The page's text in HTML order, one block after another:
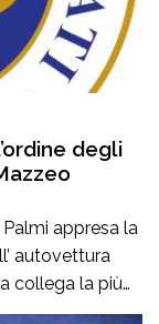
degli
appresa la
autovettura
collega la più
inaccettabile,